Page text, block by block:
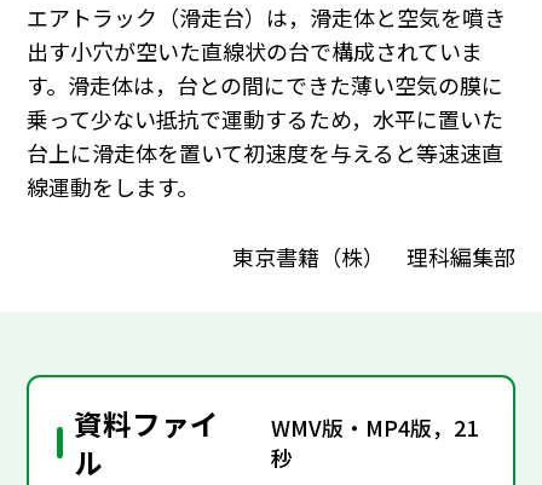
エアトラック（滑走台）は，滑走体と空気を噴き
出す小穴が空いた直線状の台で構成されていま
す。滑走体は，台との間にできた薄い空気の膜に
乗って少ない抵抗で運動するため，水平に置いた
台上に滑走体を置いて初速度を与えると等速速直
線運動をします。
東京書籍（株） 理科編集部
資料ファイ
ル
WMV版・MP4版，21
秒